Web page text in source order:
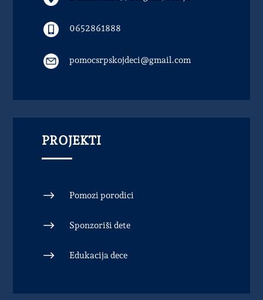
0652861888
pomocsrpskojdeci@gmail.com
PROJEKTI
$ Pomozi porodici
$ Sponzoriši dete
$ Edukacija dece